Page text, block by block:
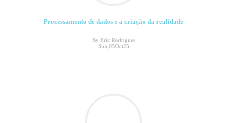
Processamento de dados e a criação da realidade
By Eric Rodrigues
Sun,05Oct25